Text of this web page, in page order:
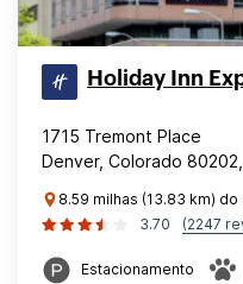
Holiday Inn
1715 Tremont Place
Denver, Colorado
8.59 milhas (13.83 km)
3.70
(2247
Estacionamento